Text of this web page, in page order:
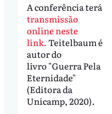
A conferência terá
transmissão
online neste
link. Teitelbaum é
autor do
livro "Guerra Pela
Eternidade"
(Editora da
Unicamp, 2020).